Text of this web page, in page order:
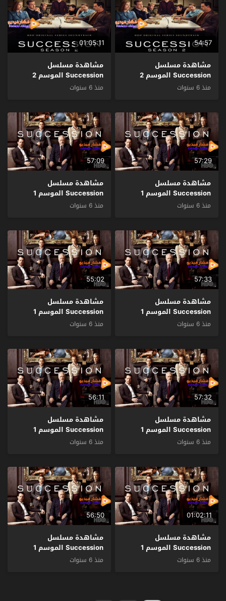
54:57
مشاهدة مسلسل
Succession الموسم 2
الحلقة 2 مترجم
منذ 6 سنوات
01:05:11
مشاهدة مسلسل
Succession الموسم 2
الحلقة 1 مترجم
منذ 6 سنوات
57:29
مشاهدة مسلسل
Succession الموسم 1
الحلقة 10 والاخيرة مترجم
منذ 6 سنوات
57:09
مشاهدة مسلسل
Succession الموسم 1
الحلقة 9 مترجم
منذ 6 سنوات
57:33
مشاهدة مسلسل
Succession الموسم 1
الحلقة 8 مترجم
منذ 6 سنوات
55:02
مشاهدة مسلسل
Succession الموسم 1
الحلقة 7 مترجم
منذ 6 سنوات
57:32
مشاهدة مسلسل
Succession الموسم 1
الحلقة 6 مترجم
منذ 6 سنوات
56:11
مشاهدة مسلسل
Succession الموسم 1
الحلقة 5 مترجم
منذ 6 سنوات
01:02:11
مشاهدة مسلسل
Succession الموسم 1
الحلقة 4 مترجم
منذ 6 سنوات
56:50
مشاهدة مسلسل
Succession الموسم 1
الحلقة 3 مترجم
منذ 6 سنوات